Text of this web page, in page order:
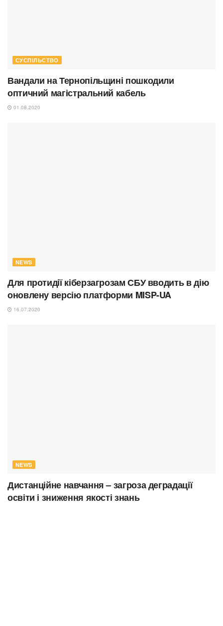
СУСПІЛЬСТВО
Вандали на Тернопільщині пошкодили
оптичний магістральний кабель
01.08.2020
NEWS
Для протидії кіберзагрозам СБУ вводить в дію
оновлену версію платформи MISP-UA
16.07.2020
NEWS
Дистанційне навчання – загроза деградації
освіти і зниження якості знань